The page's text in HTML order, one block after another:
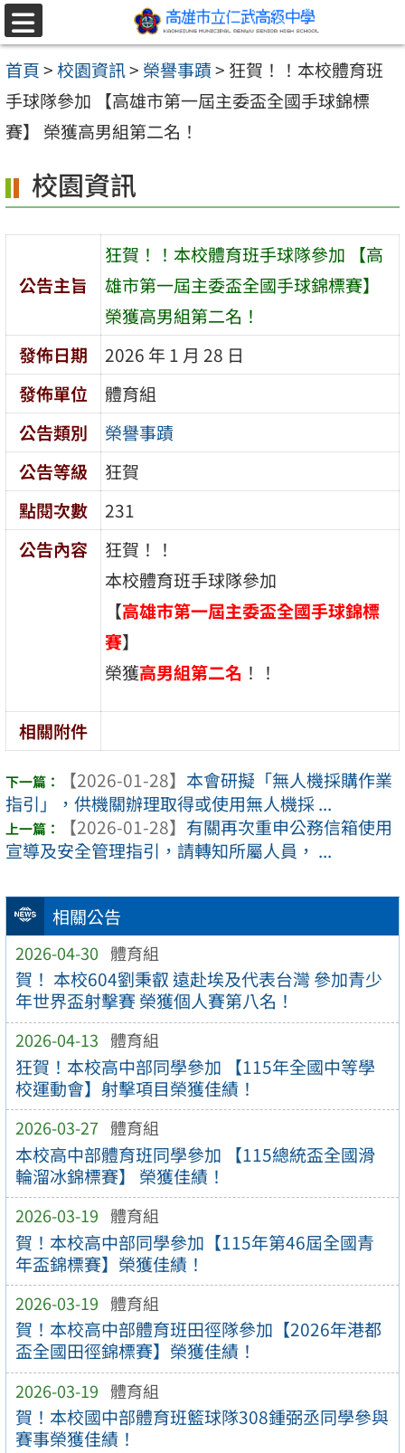
跳至主要內容區
選
單
首頁>校園資訊> 榮譽事蹟> 狂賀！！本校體育班
手球隊參加 【高雄市第一屆主委盃全國手球錦標
賽】 榮獲高男組第二名！
相關公告
2026-04-30 體育組
賀！ 本校604劉秉叡 遠赴埃及代表台灣 參加青少
年世界盃射擊賽 榮獲個人賽第八名！
2026-04-13 體育組
狂賀！本校高中部同學參加 【115年全國中等學
校運動會】射擊項目榮獲佳績！
2026-03-27 體育組
本校高中部體育班同學參加 【115總統盃全國滑
輪溜冰錦標賽】 榮獲佳績！
2026-03-19 體育組
賀！本校高中部同學參加【115年第46屆全國青
年盃錦標賽】榮獲佳績！
2026-03-19 體育組
賀！本校高中部體育班田徑隊參加【2026年港都
盃全國田徑錦標賽】榮獲佳績！
2026-03-19 體育組
賀！本校國中部體育班籃球隊308鍾弼丞同學參與
賽事榮獲佳績！
校園資訊
公告主旨
狂賀！！本校體育班手球隊參加 【高
雄市第一屆主委盃全國手球錦標賽】
榮獲高男組第二名！
發佈日期
2026 年 1 月 28 日
發佈單位
體育組
公告類別
榮譽事蹟
公告等級
狂賀
點閱次數
231
公告內容
狂賀！！
本校體育班手球隊參加
【高雄市第一屆主委盃全國手球錦標
賽】
榮獲高男組第二名 ！！
相關附件
【2026-01-28】 本會研擬「無人機採購作業
指引」，供機關辦理取得或使用無人機採 ...
【2026-01-28】 有關再次重申公務信箱使用
宣導及安全管理指引，請轉知所屬人員， ...